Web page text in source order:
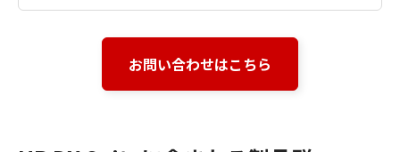
お問い合わせはこちら